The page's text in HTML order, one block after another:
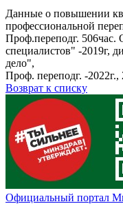
Данные о повышении
профессиональной
Проф.переподг.
специалистов" -2019г,
дело",
Проф. переподг. -
Возврат к списку
Официальный портал